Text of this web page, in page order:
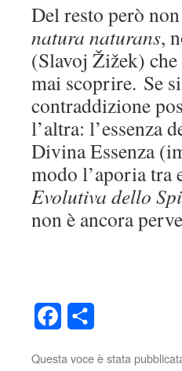
Del resto però
natura naturans,
(Slavoj Žižek) che
mai scoprire. Se
contraddizione
l’altra: l’essenza
Divina Essenza
modo l’aporia tra
Evolutiva dello
non è ancora
Facebook
Questa voce è stata